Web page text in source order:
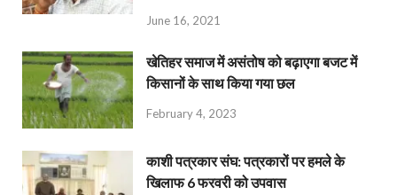
June 16, 2021
खेतिहर समाज में असंतोष को बढ़ाएगा बजट में
किसानों के साथ किया गया छल
February 4, 2023
काशी पत्रकार संघ: पत्रकारों पर हमले के
खिलाफ 6 फरवरी को उपवास